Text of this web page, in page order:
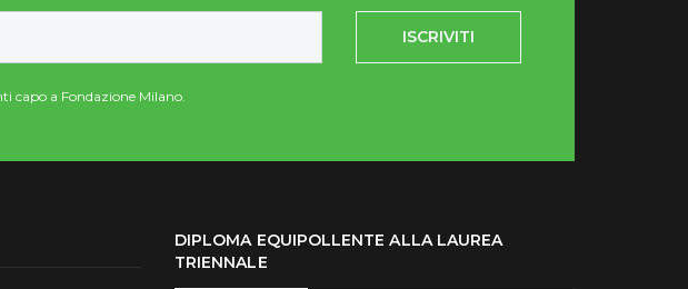
ISCRIVITI
capo a Fondazione Milano.
DIPLOMA EQUIPOLLENTE ALLA LAUREA
TRIENNALE